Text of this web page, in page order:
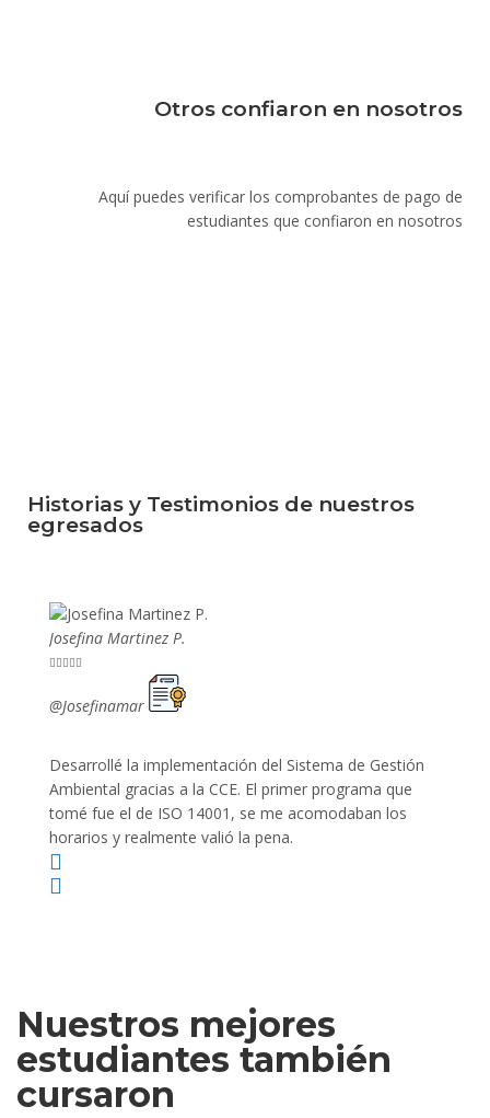
Otros confiaron en nosotros
Aquí puedes verificar los comprobantes de pago de
estudiantes que confiaron en nosotros
Historias y Testimonios de nuestros
egresados
Josefina Martinez P.

@Josefinamar
Desarrollé la implementación del Sistema de Gestión
Ambiental gracias a la CCE. El primer programa que
tomé fue el de ISO 14001, se me acomodaban los
horarios y realmente valió la pena.
Nuestros mejores
estudiantes también
cursaron